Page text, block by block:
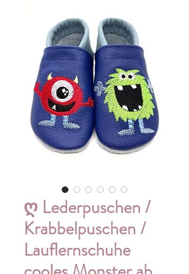
ღ Lederpuschen /
Krabbelpuschen /
Lauflernschuhe